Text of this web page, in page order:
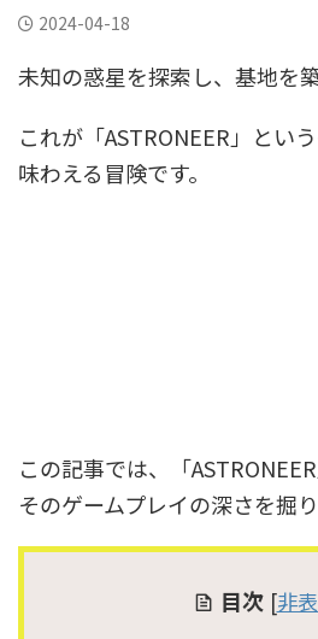
2024-04-18
未知の惑星を探索し、基地を
これが「ASTRONEER」とい
味わえる冒険です。
この記事では、「
そのゲームプレイの深さを掘
目次 [非